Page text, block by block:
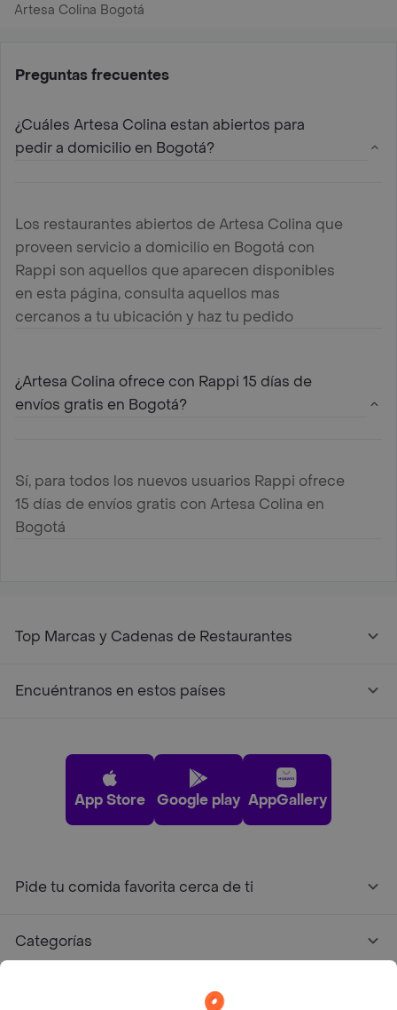
Artesa Colina Bogotá
Preguntas frecuentes
¿Cuáles Artesa Colina estan abiertos para
pedir a domicilio en Bogotá?
Los restaurantes abiertos de Artesa Colina que
proveen servicio a domicilio en Bogotá con
Rappi son aquellos que aparecen disponibles
en esta página, consulta aquellos mas
cercanos a tu ubicación y haz tu pedido
¿Artesa Colina ofrece con Rappi 15 días de
envíos gratis en Bogotá?
Sí, para todos los nuevos usuarios Rappi ofrece
15 días de envíos gratis con Artesa Colina en
Bogotá
Top Marcas y Cadenas de Restaurantes
Encuéntranos en estos países
App Store Google play AppGallery
Pide tu comida favorita cerca de ti
Categorías